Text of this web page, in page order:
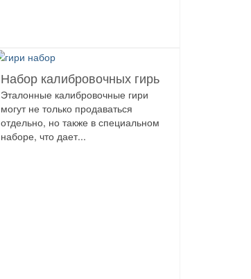
Набор калибровочных гирь
Эталонные калибровочные гири
могут не только продаваться
отдельно, но также в специальном
наборе, что дает...